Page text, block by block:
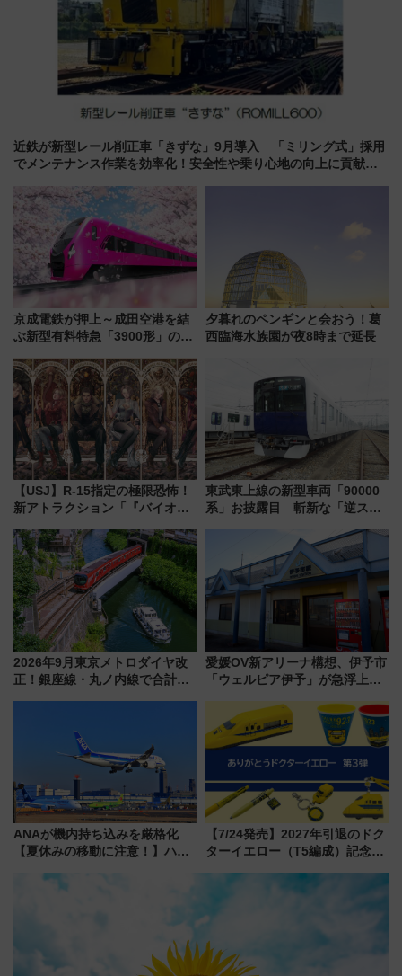
近鉄が新型レール削正車「きずな」9月導入 「ミリング式」採用
でメンテナンス作業を効率化！安全性や乗り心地の向上に貢献す
京成電鉄が押上～成田空港を結
ぶ新型有料特急「3900形」のコ
募集も実施
夕暮れのペンギンと会おう！葛
西臨海水族園が夜8時まで延長
【USJ】R-15指定の極限恐怖！
新アトラクション「『バイオハ
ブ」今秋登場 ―予測不能の恐
怖に泣き叫べ―
東武東上線の新型車両「90000
系」お披露目 斬新な「逆スラ
放的な車内空間に注目、デビュ
ーは9月
2026年9月東京メトロダイヤ改
正！銀座線・丸ノ内線で合計
愛媛OV新アリーナ構想、伊予市
「ウェルピア伊予」が急浮上！
で探る鉄道アクセスの未来
ANAが機内持ち込みを厳格化
【夏休みの移動に注意！】ハン
【7/24発売】2027年引退のドク
ターイエロー（T5編成）記念グ